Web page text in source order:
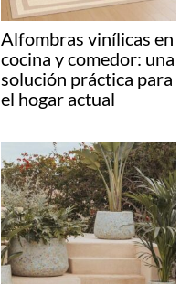
Alfombras vinílicas en
cocina y comedor: una
solución práctica para
el hogar actual